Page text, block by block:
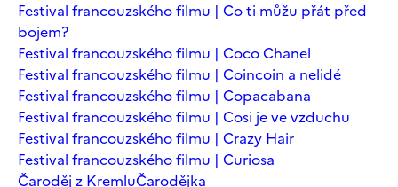
Festival francouzského filmu | Co ti můžu přát před
bojem?
Festival francouzského filmu | Coco Chanel
Festival francouzského filmu | Coincoin a nelidé
Festival francouzského filmu | Copacabana
Festival francouzského filmu | Cosi je ve vzduchu
Festival francouzského filmu | Crazy Hair
Festival francouzského filmu | Curiosa
Čaroděj z KremluČarodějka